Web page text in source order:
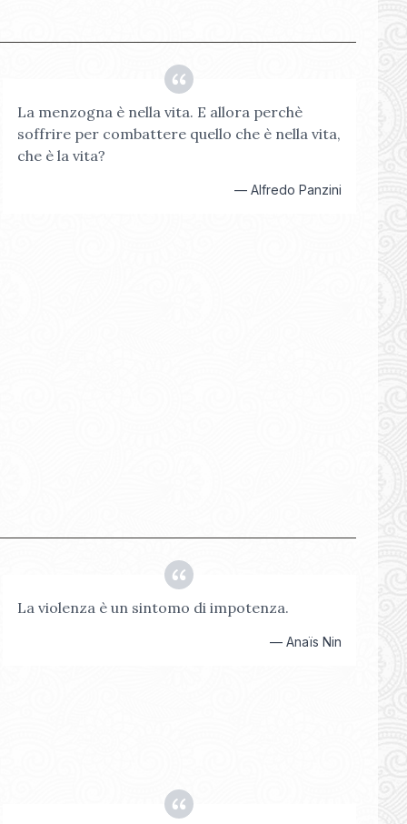
La menzogna è nella vita. E allora perchè
soffrire per combattere quello che è nella vita,
che è la vita?
— Alfredo Panzini
La violenza è un sintomo di impotenza.
— Anaïs Nin